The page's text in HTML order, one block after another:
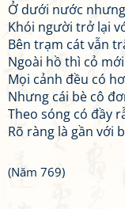
Ở dưới nước
Khói người trở lại
Bên trạm cát vẫn
Ngoài hồ thì cỏ
Mọi cảnh đều có
Nhưng cái bè cô
Theo sóng có đầy
Rõ ràng là gần với
(Năm 769)